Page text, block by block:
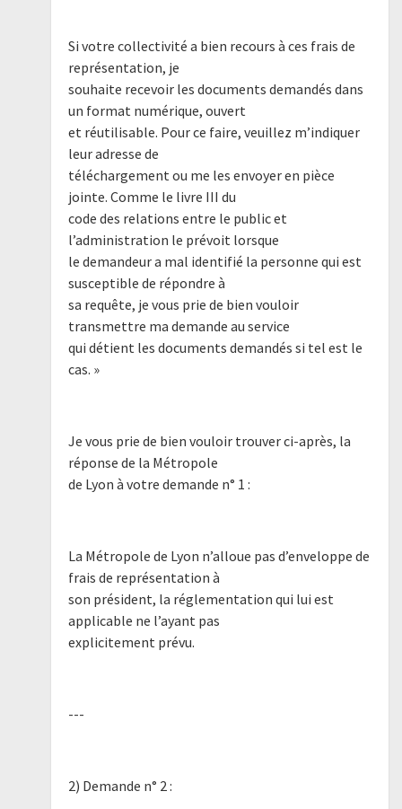
Si votre collectivité a bien recours à ces frais de
représentation, je
souhaite recevoir les documents demandés dans
un format numérique, ouvert
et réutilisable. Pour ce faire, veuillez m’indiquer
leur adresse de
téléchargement ou me les envoyer en pièce
jointe. Comme le livre III du
code des relations entre le public et
l’administration le prévoit lorsque
le demandeur a mal identifié la personne qui est
susceptible de répondre à
sa requête, je vous prie de bien vouloir
transmettre ma demande au service
qui détient les documents demandés si tel est le
cas. »
Je vous prie de bien vouloir trouver ci-après, la
réponse de la Métropole
de Lyon à votre demande n° 1 :
La Métropole de Lyon n’alloue pas d’enveloppe de
frais de représentation à
son président, la réglementation qui lui est
applicable ne l’ayant pas
explicitement prévu.
---
2) Demande n° 2 :